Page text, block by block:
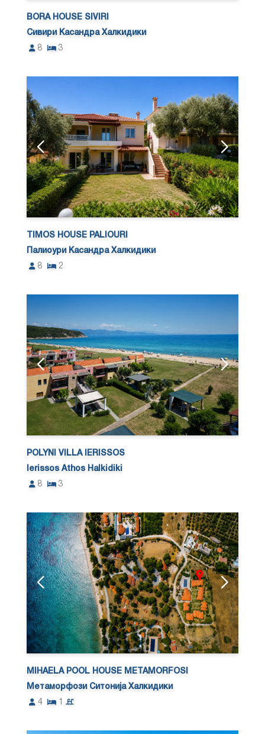
BORA HOUSE SIVIRI
Сивири Касандра Халкидики
8
3
TIMOS HOUSE PALIOURI
Палиоури Касандра Халкидики
8
2
POLYNI VILLA IERISSOS
Ierissos Athos Halkidiki
8
3
MIHAELA POOL HOUSE METAMORFOSI
Метаморфози Ситонија Халкидики
4
1